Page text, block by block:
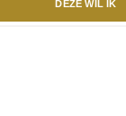
DEZE WIL IK